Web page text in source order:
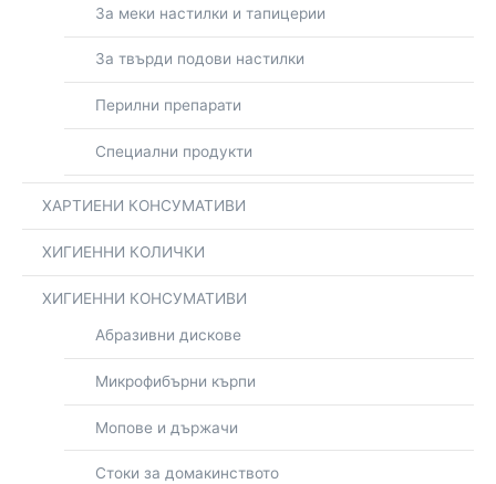
За меки настилки и тапицерии
За твърди подови настилки
Перилни препарати
Специални продукти
ХАРТИЕНИ КОНСУМАТИВИ
ХИГИЕННИ КОЛИЧКИ
ХИГИЕННИ КОНСУМАТИВИ
Абразивни дискове
Микрофибърни кърпи
Мопове и държачи
Стоки за домакинството